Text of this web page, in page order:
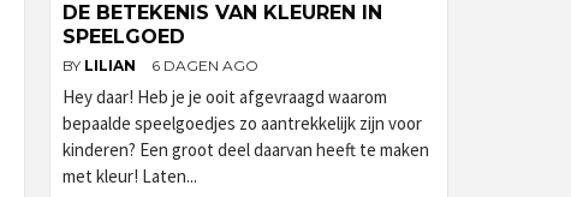
DE BETEKENIS VAN KLEUREN IN
SPEELGOED
BY LILIAN 6 DAGEN AGO
Hey daar! Heb je je ooit afgevraagd waarom
bepaalde speelgoedjes zo aantrekkelijk zijn voor
kinderen? Een groot deel daarvan heeft te maken
met kleur! Laten...